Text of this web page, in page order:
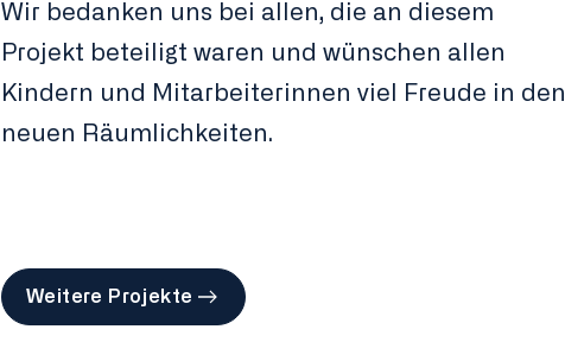
Wir bedanken uns bei allen, die an diesem
Projekt beteiligt waren und wünschen allen
Kindern und Mitarbeiterinnen viel Freude in den
neuen Räumlichkeiten.
Weitere Projekte